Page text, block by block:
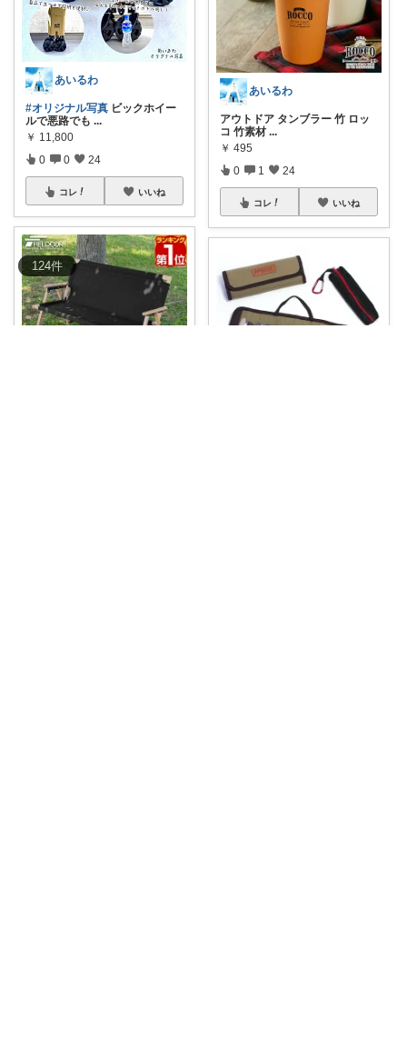
124件
あいるわ
#オリジナル写真 ビックホイー
ルで悪路でも ...
￥ 11,800
0 0 24
コレ いいね
あいるわ
アウトドア タンブラー 竹 ロッ
コ 竹素材 ...
￥ 495
0 1 24
コレ いいね